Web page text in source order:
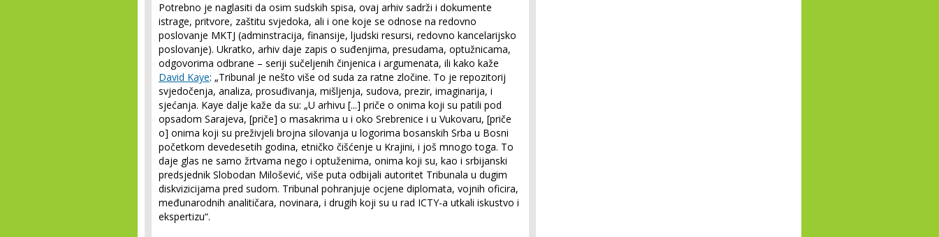
Potrebno je naglasiti da osim sudskih spisa, ovaj arhiv sadrži i dokumente
istrage, pritvore, zaštitu svjedoka, ali i one koje se odnose na redovno
poslovanje MKTJ (adminstracija, finansije, ljudski resursi, redovno kancelarijsko
poslovanje). Ukratko, arhiv daje zapis o suđenjima, presudama, optužnicama,
odgovorima odbrane – seriji sučeljenih činjenica i argumenata, ili kako kaže
David Kaye: „Tribunal je nešto više od suda za ratne zločine. To je repozitorij
svjedočenja, analiza, prosuđivanja, mišljenja, sudova, prezir, imaginarija, i
sjećanja. Kaye dalje kaže da su: „U arhivu [...] priče o onima koji su patili pod
opsadom Sarajeva, [priče] o masakrima u i oko Srebrenice i u Vukovaru, [priče
o] onima koji su preživjeli brojna silovanja u logorima bosanskih Srba u Bosni
početkom devedesetih godina, etničko čišćenje u Krajini, i još mnogo toga. To
daje glas ne samo žrtvama nego i optuženima, onima koji su, kao i srbijanski
predsjednik Slobodan Milošević, više puta odbijali autoritet Tribunala u dugim
diskvizicijama pred sudom. Tribunal pohranjuje ocjene diplomata, vojnih oficira,
međunarodnih analitičara, novinara, i drugih koji su u rad ICTY-a utkali iskustvo i
ekspertizu“.